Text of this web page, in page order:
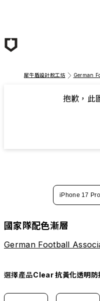
犀牛盾設計款工坊 German
抱歉，此
iPhone 17 Pro
國家隊配色漸層
German Football
選擇產品Clear 抗黃化透明防